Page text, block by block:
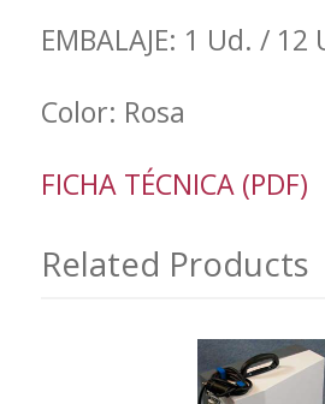
EMBALAJE: 1 Ud. / 12
Color: Rosa
FICHA TÉCNICA (PDF)
Related Products